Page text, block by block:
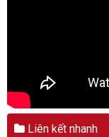
Liên kết nhanh